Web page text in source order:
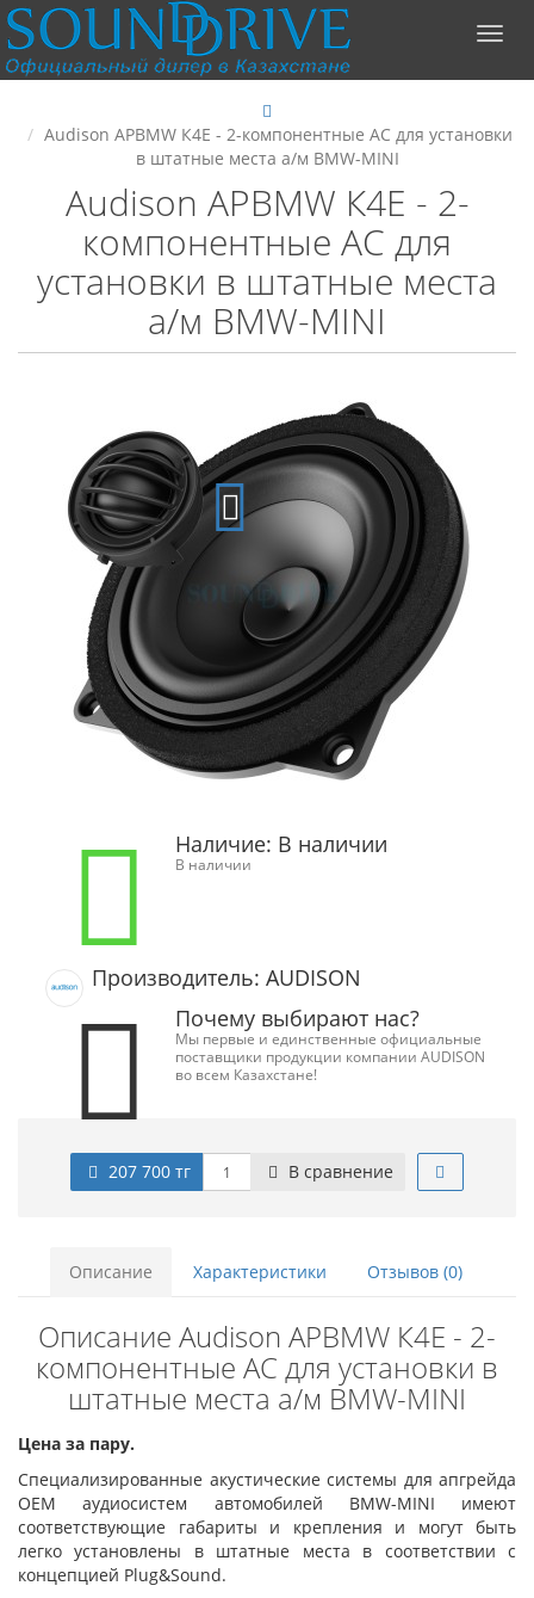
Audison APBMW К4E - 2-компонентные АС для установки
в штатные места а/м BMW-MINI
Audison APBMW К4E - 2-
компонентные АС для
установки в штатные места
а/м BMW-MINI
Наличие: В наличии
В наличии
Производитель: AUDISON
Почему выбирают нас?
Мы первые и единственные официальные
поставщики продукции компании AUDISON
во всем Казахстане!
207 700 тг В сравнение
Описание Характеристики Отзывов (0)
Описание Audison APBMW К4E - 2-
компонентные АС для установки в
штатные места а/м BMW-MINI
Цена за пару.
Специализированные акустические системы для апгрейда
ОЕМ аудиосистем автомобилей BMW-MINI имеют
соответствующие габариты и крепления и могут быть
легко установлены в штатные места в соответствии с
концепцией Plug&Sound.